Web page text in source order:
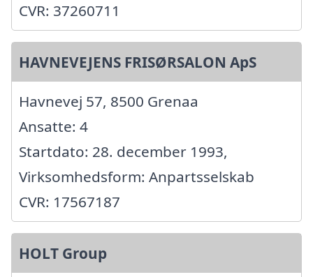
CVR: 37260711
HAVNEVEJENS FRISØRSALON ApS
Havnevej 57, 8500 Grenaa
Ansatte: 4
Startdato: 28. december 1993,
Virksomhedsform: Anpartsselskab
CVR: 17567187
HOLT Group